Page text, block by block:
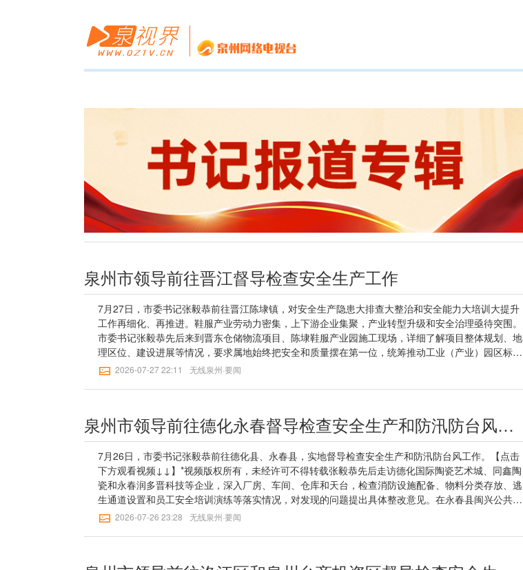
泉州市领导前往晋江督导检查安全生产工作
7月27日，市委书记张毅恭前往晋江陈埭镇，对安全生产隐患大排查大整治和安全能力大培训大提升
工作再细化、再推进。鞋服产业劳动力密集，上下游企业集聚，产业转型升级和安全治理亟待突围。
市委书记张毅恭先后来到晋东仓储物流项目、陈埭鞋服产业园施工现场，详细了解项目整体规划、地
理区位、建设进展等情况，要求属地始终把安全和质量摆在第一位，统筹推动工业（产业）园区标准
化和安全生产标准化建设，一体推进地上地下空间开发利用，进一步优化消防设计，确保留足安全距
车场，张毅恭围绕交通集中整治工作，关切询问整治难点、力量投入和核心措施，与基层干部商讨治
理提升对策。他叮嘱，要总结固化行之有效的做法，示范带动、分批推进镇街、村居重点路段交通整
治，引入市场化专业化物业服务资源，疏堵结合规范管理地摊夜市、便民停车场等，动员老党员、志
愿者等热心人士参与共建共治，打造一批兼具历史记忆与安全文化的示范街区。张毅恭强调，要深入
学习贯彻习近平总书记关于安全生产的重要论述和重要指示精神，严格按照省委和省政府部署要求，
牢固树立和践行正确政绩观，压紧压实安全生产责任，统筹好发展和安全。要坚持动真碰硬抓整改，
推进“拆窗破网”、违章搭盖拆除、全域“生命通道”畅通、消防设施维护提升、生产作业规范等任务落
实到位，拉网式、地毯式排查整治重点行业、领域和场所风险隐患，依法依规严格监管执法，最大限
度将风险消除在萌芽状态。要坚持党建引领促提升，结合推进村（社区）“两委”换届，选优配强基层
2026-07-27 22:11 无线泉州·要闻
泉州市领导前往德化永春督导检查安全生产和防汛防台风工作
7月26日，市委书记张毅恭前往德化县、永春县，实地督导检查安全生产和防汛防台风工作。【点击
下方观看视频↓↓】*视频版权所有，未经许可不得转载张毅恭先后走访德化国际陶瓷艺术城、同鑫陶
瓷和永春润多晋科技等企业，深入厂房、车间、仓库和天台，检查消防设施配备、物料分类存放、逃
生通道设置和员工安全培训演练等落实情况，对发现的问题提出具体整改意见。在永春县闽兴公共交
通有限公司，张毅恭还详细了解永春县交通运输行业排查整治和企业自查整改情况。他指出，安全生
2026-07-26 23:28 无线泉州·要闻